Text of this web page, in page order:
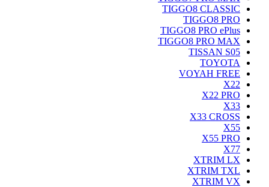
TIGGO8 CLASSIC
TIGGO8 PRO
TIGGO8 PRO ePlus
TIGGO8 PRO MAX
TISSAN S05
TOYOTA
VOYAH FREE
X22
X22 PRO
X33
X33 CROSS
X55
X55 PRO
X77
XTRIM LX
XTRIM TXL
XTRIM VX